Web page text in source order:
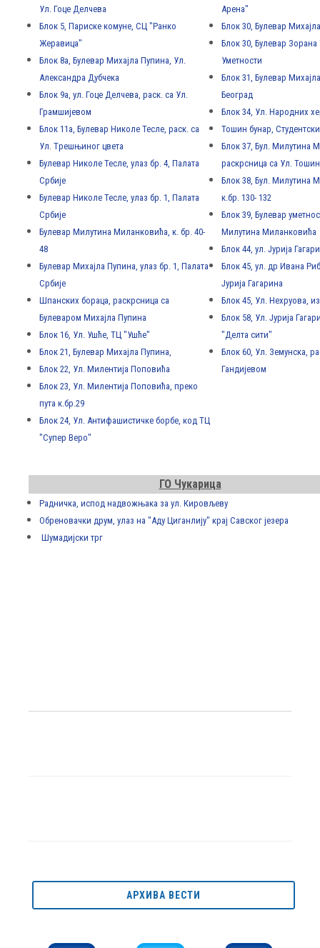
Ул. Гоце Делчева
Блок 5, Париске комуне, СЦ "Ранко
Жеравица"
Блок 8а, Булевар Михајла Пупина, Ул.
Александра Дубчека
Блок 9а, ул. Гоце Делчева, раск. са Ул.
Грамшијевом
Блок 11а, Булевар Николе Тесле, раск. са
Ул. Tрешњиног цвета
Булевар Николе Тесле, улаз бр. 4, Палата
Србије
Булевар Николе Тесле, улаз бр. 1, Палата
Србије
Булевар Милутина Миланковића, к. бр. 40-
48
Булевар Михајла Пупина, улаз бр. 1, Палата
Србије
Шпанских бораца, раскрсница са
Булеваром Михајла Пупина
Блок 16, Ул. Ушће, ТЦ "Ушће"
Блок 21, Булевар Михајла Пупина,
Блок 22, Ул. Милентија Поповића
Блок 23, Ул. Милентија Поповића, преко
пута к.бр.29
Блок 24, Ул. Антифашистичке борбе, код ТЦ
"Супер Веро"
Арена"
Блок 30, Булевар
Блок 30, Булевар
Уметности
Блок 31, Булевар
Београд
Блок 34, Ул. Народних
Тошин бунар,
Блок 37, Бул. Милутина
раскрсница са Ул.
Блок 38, Бул. Милутина
к.бр. 130- 132
Блок 39, Булевар
Милутина Миланковића
Блок 44, ул. Јурија
Блок 45, ул. др Ивана
Јурија Гагарина
Блок 45, Ул. Нехруова,
Блок 58, Ул. Јурија
"Делта сити"
Блок 60, Ул. Земунска,
Гандијевом
ГО Чукарица
Радничка, испод надвожњака за ул. Кировљеву
Обреновачки друм, улаз на "Аду Циганлију" крај Савског језера
Шумадијски трг
АРХИВА ВЕСТИ